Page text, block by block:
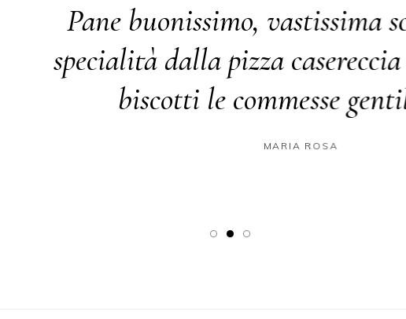
Pane buonissimo, vastissima scelta
specialità dalla pizza casereccia a
biscotti le commesse
MARIA ROSA